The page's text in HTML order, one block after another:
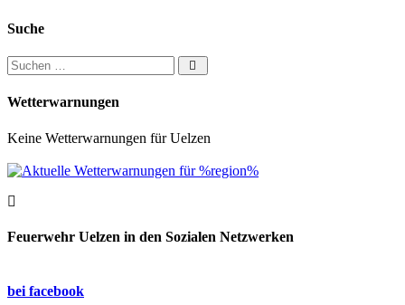
Suche
Suchen nach:
Wetterwarnungen
Keine Wetterwarnungen für Uelzen
Feuerwehr Uelzen in den Sozialen Netzwerken
bei facebook